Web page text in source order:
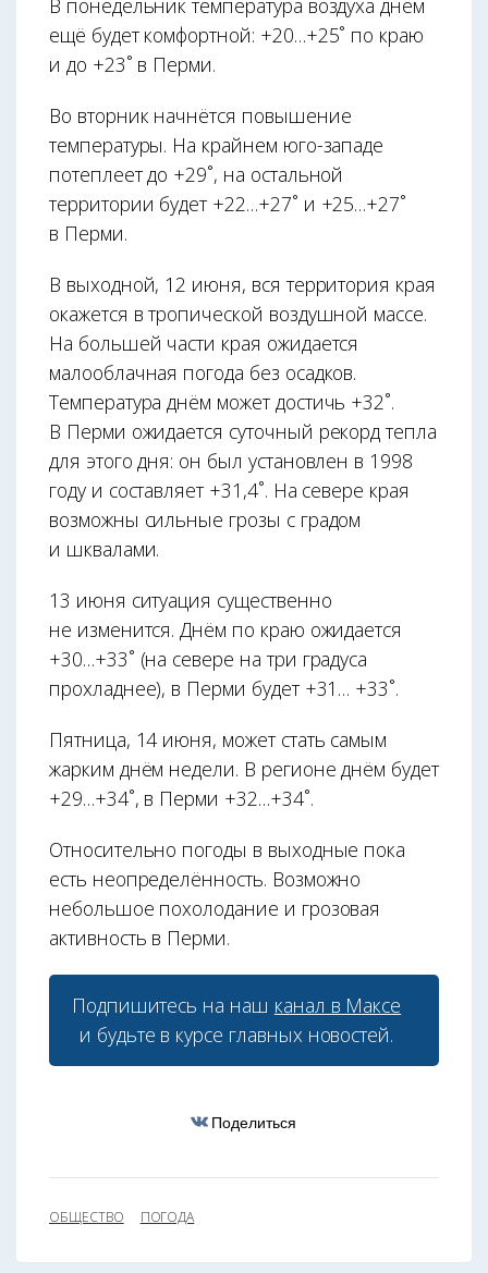
В понедельник температура воздуха днём
ещё будет комфортной: +20…+25˚ по краю
и до +23˚ в Перми.
Во вторник начнётся повышение
температуры. На крайнем юго-западе
потеплеет до +29˚, на остальной
территории будет +22…+27˚ и +25…+27˚
в Перми.
В выходной, 12 июня, вся территория края
окажется в тропической воздушной массе.
На большей части края ожидается
малооблачная погода без осадков.
Температура днём может достичь +32˚.
В Перми ожидается суточный рекорд тепла
для этого дня: он был установлен в 1998
году и составляет +31,4˚. На севере края
возможны сильные грозы с градом
и шквалами.
13 июня ситуация существенно
не изменится. Днём по краю ожидается
+30…+33˚ (на севере на три градуса
прохладнее), в Перми будет +31… +33˚.
Пятница, 14 июня, может стать самым
жарким днём недели. В регионе днём будет
+29…+34˚, в Перми +32…+34˚.
Относительно погоды в выходные пока
есть неопределённость. Возможно
небольшое похолодание и грозовая
активность в Перми.
Подпишитесь на наш канал в Максе
и будьте в курсе главных новостей.
Поделиться
ОБЩЕСТВО ПОГОДА